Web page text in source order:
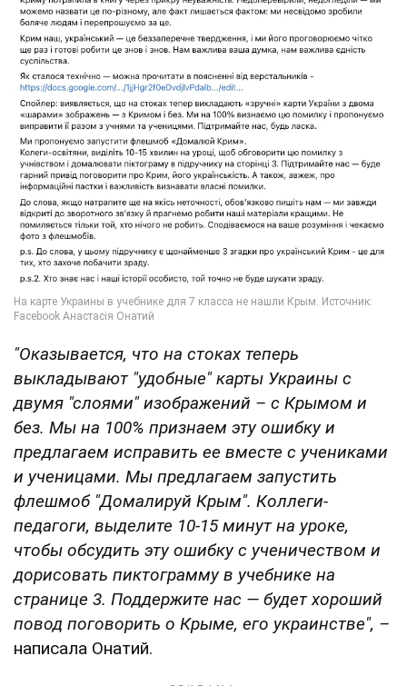
"Оказывается, что на стоках теперь
выкладывают "удобные" карты Украины с
двумя "слоями" изображений – с Крымом и
без. Мы на 100% признаем эту ошибку и
предлагаем исправить ее вместе с учениками
и ученицами. Мы предлагаем запустить
флешмоб "Домалируй Крым". Коллеги-
педагоги, выделите 10-15 минут на уроке,
чтобы обсудить эту ошибку с ученичеством и
дорисовать пиктограмму в учебнике на
странице 3. Поддержите нас — будет хороший
повод поговорить о Крыме, его украинстве", –
написала Онатий.